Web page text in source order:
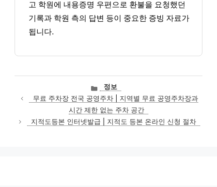
고 학원에 내용증명 우편으로 환불을 요청했던
기록과 학원 측의 답변 등이 중요한 증빙 자료가
됩니다.
카
테
고
리
정보
무료 주차장 전국 공영주차 | 지역별 무료 공영주차장과
시간 제한 없는 주차 공간
지적도등본 인터넷발급 | 지적도 등본 온라인 신청 절차